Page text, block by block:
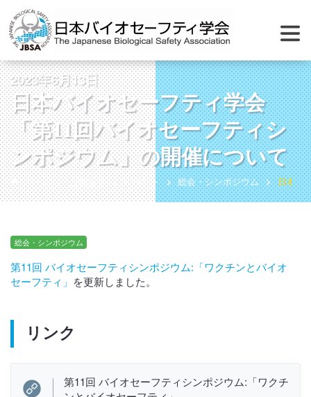
2023年6月13日
日本バイオセーフティ学会
「第11回バイオセーフティシ
ンポジウム」の開催について
ホーム お知らせ イベント 総会・シンポジウム 日本バ
総会・シンポジウム
第11回 バイオセーフティシンポジウム:「ワクチンとバイオ
セーフティ」 を更新しました。
リンク
第11回 バイオセーフティシンポジウム:「ワクチ